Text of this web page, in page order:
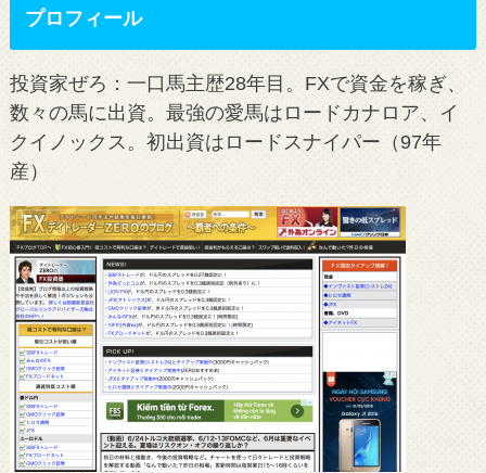
プロフィール
投資家ぜろ：一口馬主歴28年目。FXで資金を稼ぎ、
数々の馬に出資。最強の愛馬はロードカナロア、イ
クイノックス。初出資はロードスナイパー（97年
産）